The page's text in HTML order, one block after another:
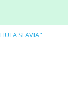
SLAVIA"